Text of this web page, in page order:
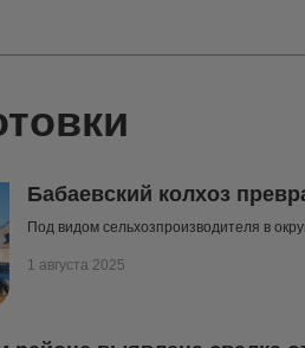
Бабаевский колхоз
Под видом сельхозпроизводителя в
1 августа 2025